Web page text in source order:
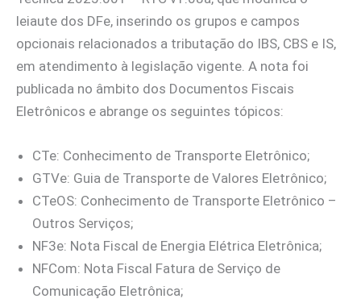
leiaute dos DFe, inserindo os grupos e campos
opcionais relacionados a tributação do IBS, CBS e IS,
em atendimento à legislação vigente. A nota foi
publicada no âmbito dos Documentos Fiscais
Eletrônicos e abrange os seguintes tópicos:
CTe: Conhecimento de Transporte Eletrônico;
GTVe: Guia de Transporte de Valores Eletrônico;
CTeOS: Conhecimento de Transporte Eletrônico –
Outros Serviços;
NF3e: Nota Fiscal de Energia Elétrica Eletrônica;
NFCom: Nota Fiscal Fatura de Serviço de
Comunicação Eletrônica;